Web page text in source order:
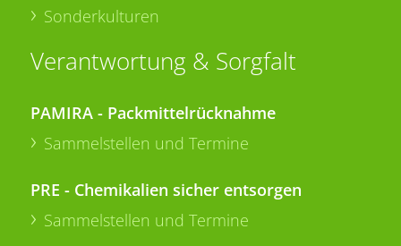
Sonderkulturen
Verantwortung & Sorgfalt
PAMIRA - Packmittelrücknahme
Sammelstellen und Termine
PRE - Chemikalien sicher entsorgen
Sammelstellen und Termine